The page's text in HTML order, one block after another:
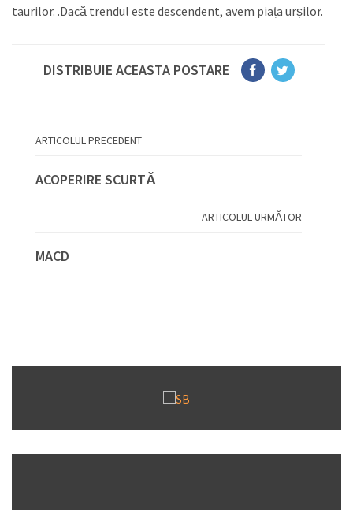
taurilor. .Dacă trendul este descendent, avem piața urșilor.
DISTRIBUIE ACEASTA POSTARE
ARTICOLUL PRECEDENT
ACOPERIRE SCURTĂ
ARTICOLUL URMĂTOR
MACD